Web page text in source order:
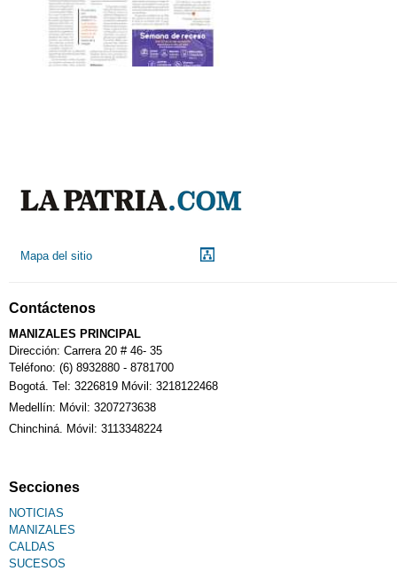
Mapa del sitio
Contáctenos
MANIZALES PRINCIPAL
Dirección: Carrera 20 # 46- 35
Teléfono: (6) 8932880 - 8781700
Bogotá. Tel: 3226819 Móvil: 3218122468
Medellín: Móvil: 3207273638
Chinchiná. Móvil: 3113348224
Secciones
NOTICIAS
MANIZALES
CALDAS
SUCESOS